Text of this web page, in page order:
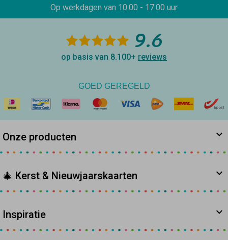
Op werkdagen van 10.00 - 17.00 uur
9.6
op basis van 8.100+ reviews
GOED GEREGELD
Onze producten
🎄 Kerst & Nieuwjaarskaarten
Inspiratie